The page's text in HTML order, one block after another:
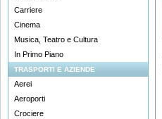
Carriere
Cinema
Musica, Teatro e Cultura
In Primo Piano
TRASPORTI E AZIENDE
Aerei
Aeroporti
Crociere